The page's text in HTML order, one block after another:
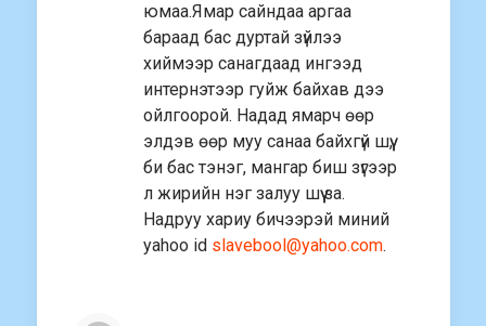
юмаа.Ямар сайндаа аргаа
бараад бас дуртай зүйлээ
хиймээр санагдаад ингээд
интернэтээр гуйж байхав дээ
ойлгоорой. Надад ямарч өөр
элдэв өөр муу санаа байхгүй шүү,
би бас тэнэг, мангар биш зүгээр
л жирийн нэг залуу шүү за.
Надруу хариу бичээрэй миний
yahoo id slavebool@yahoo.com.